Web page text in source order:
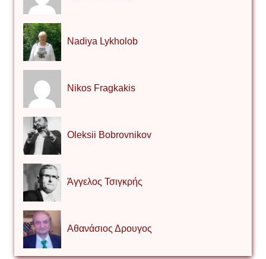
Nadiya Lykholob
Nikos Fragkakis
Oleksii Bobrovnikov
Άγγελος Τσιγκρής
Αθανάσιος Δρουγος